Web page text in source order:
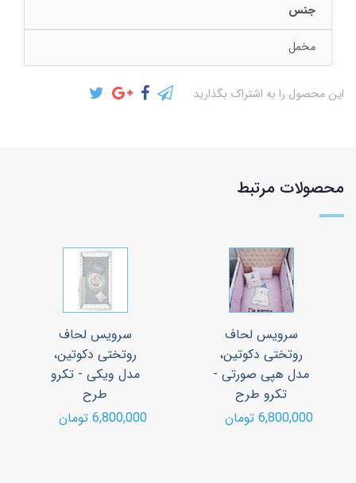
جنس
مخمل
این محصول را به اشتراک بگذارید
محصولات مرتبط
سرویس لحاف
روتختی دکوتین،
مدل هپی صورتی -
تکرو طرح
6,800,000 تومان
سرویس لحاف
روتختی دکوتین،
مدل ویکی - تکرو
طرح
6,800,000 تومان